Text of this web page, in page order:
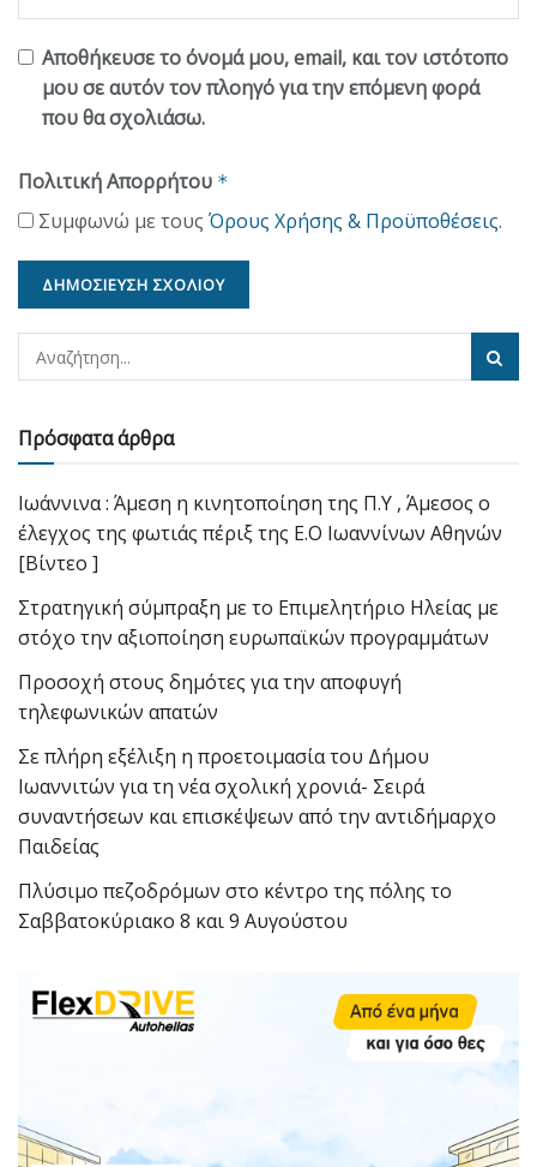
Αποθήκευσε το όνομά μου, email, και τον ιστότοπο
μου σε αυτόν τον πλοηγό για την επόμενη φορά
που θα σχολιάσω.
Πολιτική Απορρήτου *
Συμφωνώ με τους Όρους Χρήσης & Προϋποθέσεις.
Πρόσφατα άρθρα
Ιωάννινα : Άμεση η κινητοποίηση της Π.Υ , Άμεσος ο
έλεγχος της φωτιάς πέριξ της Ε.Ο Ιωαννίνων Αθηνών
[Βίντεο ]
Στρατηγική σύμπραξη με το Επιμελητήριο Ηλείας με
στόχο την αξιοποίηση ευρωπαϊκών προγραμμάτων
Προσοχή στους δημότες για την αποφυγή
τηλεφωνικών απατών
Σε πλήρη εξέλιξη η προετοιμασία του Δήμου
Ιωαννιτών για τη νέα σχολική χρονιά- Σειρά
συναντήσεων και επισκέψεων από την αντιδήμαρχο
Παιδείας
Πλύσιμο πεζοδρόμων στο κέντρο της πόλης το
Σαββατοκύριακο 8 και 9 Αυγούστου